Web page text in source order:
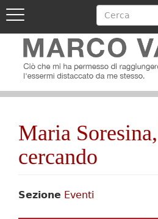
Salta
contenuto
Toggle
navigation
Cerca
Image
Image
Maria
cercando
Sezione Eventi